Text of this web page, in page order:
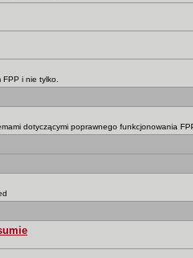
i nie tylko.
dotyczącymi poprawnego funkcjonowania